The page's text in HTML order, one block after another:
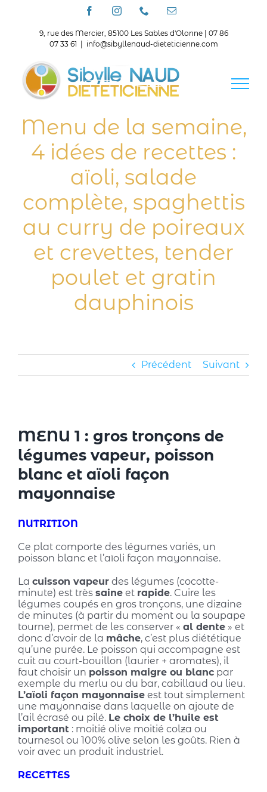
FacebookInstagramTéléphoneEmail
9, rue des Mercier, 85100 Les Sables d'Olonne | 07 86
07 33 61
info@sibyllenaud-dieteticienne.com
Menu de la semaine,
4 idées de recettes :
aïoli, salade
complète, spaghettis
au curry de poireaux
et crevettes, tender
poulet et gratin
dauphinois
Précédent Suivant
MENU 1 : gros tronçons de
légumes vapeur, poisson
blanc et aïoli façon
mayonnaise
NUTRITION
Ce plat comporte des légumes variés, un
poisson blanc et l’aïoli façon mayonnaise.
La cuisson vapeurdes légumes (cocotte-
minute) est très saineet rapide. Cuire les
légumes coupés en gros tronçons, une dizaine
de minutes (à partir du moment ou la soupape
tourne), permet de les conserver « al dente» et
donc d’avoir de la mâche, c’est plus diététique
qu’une purée. Le poisson qui accompagne est
cuit au court-bouillon (laurier + aromates), il
faut choisir un poisson maigre ou blancpar
exemple du merlu ou du bar, cabillaud ou lieu.
L’aïoli façon mayonnaiseest tout simplement
une mayonnaise dans laquelle on ajoute de
l’ail écrasé ou pilé. Le choix de l’huile est
important: moitié olive moitié colza ou
tournesol ou 100% olive selon les goûts. Rien à
voir avec un produit industriel.
RECETTES